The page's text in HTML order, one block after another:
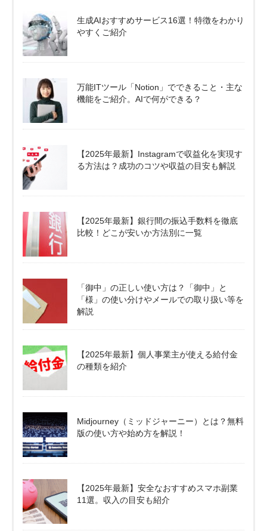
生成AIおすすめサービス16選！特徴をわかり
やすくご紹介
万能ITツール「Notion」でできること・主な
機能をご紹介。AIで何ができる？
【2025年最新】Instagramで収益化を実現す
る方法は？成功のコツや収益の目安も解説
【2025年最新】銀行間の振込手数料を徹底
比較！どこが安いか方法別に一覧
「御中」の正しい使い方は？「御中」と
「様」の使い分けやメールでの取り扱い等を
解説
【2025年最新】個人事業主が使える給付金
の種類を紹介
Midjourney（ミッドジャーニー）とは？無料
版の使い方や始め方を解説！
【2025年最新】安全なおすすめスマホ副業
11選。収入の目安も紹介